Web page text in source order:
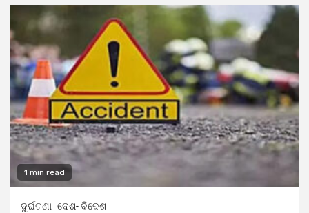
1 min read
ଦୁର୍ଘଟଣା ଦେଶ- ବିଦେଶ